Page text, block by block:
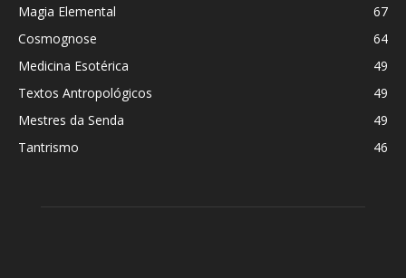
Magia Elemental
67
Cosmognose
64
Medicina Esotérica
49
Textos Antropológicos
49
Mestres da Senda
49
Tantrismo
46